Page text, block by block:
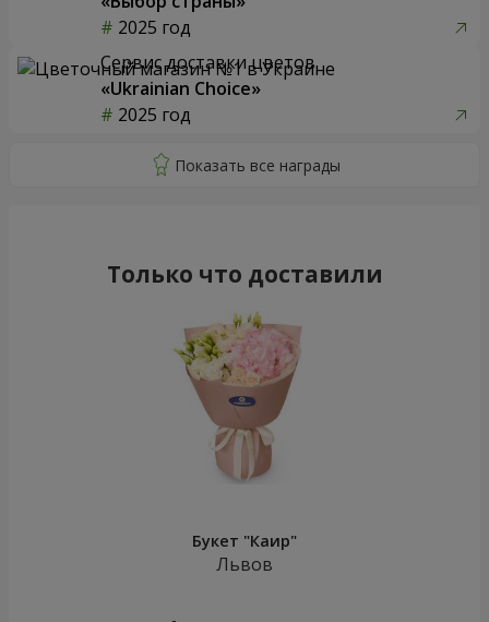
2025 год
Сервис доставки цветов
«Ukrainian Choice»
2025 год
Только что доставили
Букет "Каир"
Львов